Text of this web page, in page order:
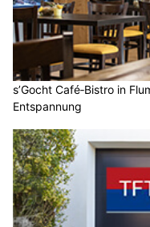
s’Gocht Café‑Bistro in
Entspannung